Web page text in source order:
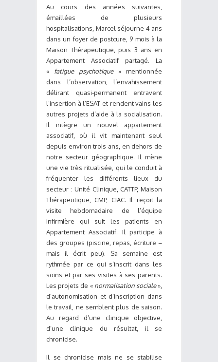
Au cours des années suivantes,
émaillées de plusieurs
hospitalisations, Marcel séjourne 4 ans
dans un foyer de postcure, 9 mois à la
Maison Thérapeutique, puis 3 ans en
Appartement Associatif partagé. La
« fatigue psychotique» mentionnée
dans l’observation, l’envahissement
délirant quasi-permanent entravent
l’insertion à l’ESAT et rendent vains les
autres projets d’aide à la socialisation.
Il intègre un nouvel appartement
associatif, où il vit maintenant seul
depuis environ trois ans, en dehors de
notre secteur géographique. Il mène
une vie très ritualisée, qui le conduit à
fréquenter les différents lieux du
secteur : Unité Clinique, CATTP, Maison
Thérapeutique, CMP, CIAC. Il reçoit la
visite hebdomadaire de l’équipe
infirmière qui suit les patients en
Appartement Associatif. Il participe à
des groupes (piscine, repas, écriture –
mais il écrit peu). Sa semaine est
rythmée par ce qui s’inscrit dans les
soins et par ses visites à ses parents.
Les projets de « normalisation sociale»,
d’autonomisation et d’inscription dans
le travail, ne semblent plus de saison.
Au regard d’une clinique objective,
d’une clinique du résultat, il se
chronicise.
Il se chronicise mais ne se stabilise